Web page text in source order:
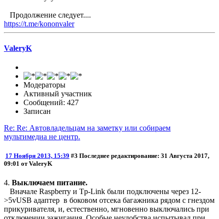
Продолжение следует....
https://t.me/kononvaler
ValeryK
Модераторы
Активный участник
Сообщений: 427
Записан
Re: Re: Автовладельцам на заметку или собираем
мультимедиа не центр.
17 Ноября 2013, 15:39 #3 Последнее редактирование: 31 Августа 2017,
09:01 от ValeryK
4. Выключаем питание.
Вначале Raspberry и Tp-Link были подключены через 12-
>5vUSB адаптер в боковом отсека багажника рядом с гнездом
прикуривателя, и, естественно, мгновенно выключались при